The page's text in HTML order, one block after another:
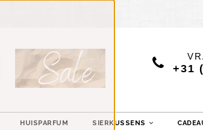
+31
HUISPARFUM SIERKUSSENS